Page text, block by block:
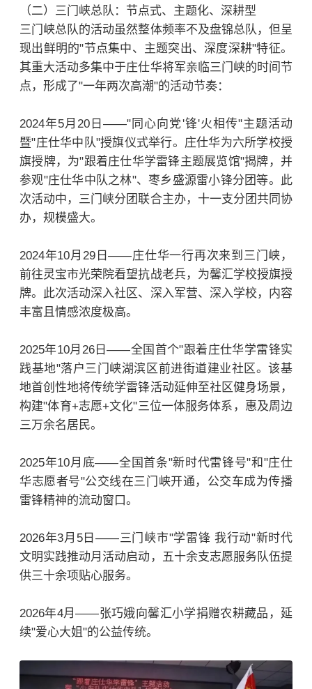
（二）三门峡总队：节点式、主题化、深耕型
三门峡总队的活动虽然整体频率不及盘锦总队，但呈
现出鲜明的"节点集中、主题突出、深度深耕"特征。
其重大活动多集中于庄仕华将军亲临三门峡的时间节
点，形成了"一年两次高潮"的活动节奏：
2024年5月20日——"同心向党'锋'火相传"主题活动
暨"庄仕华中队"授旗仪式举行。庄仕华为六所学校授
旗授牌，为"跟着庄仕华学雷锋主题展览馆"揭牌，并
参观"庄仕华中队之林"、枣乡盛源雷小锋分团等。此
次活动中，三门峡分团联合主办，十一支分团共同协
办，规模盛大。
2024年10月29日——庄仕华一行再次来到三门峡，
前往灵宝市光荣院看望抗战老兵，为馨汇学校授旗授
牌。此次活动深入社区、深入军营、深入学校，内容
丰富且情感浓度极高。
2025年10月26日——全国首个"跟着庄仕华学雷锋实
践基地"落户三门峡湖滨区前进街道建业社区。该基
地首创性地将传统学雷锋活动延伸至社区健身场景，
构建"体育+志愿+文化"三位一体服务体系，惠及周边
三万余名居民。
2025年10月底——全国首条"新时代雷锋号"和"庄仕
华志愿者号"公交线在三门峡开通，公交车成为传播
雷锋精神的流动窗口。
2026年3月5日——三门峡市"学雷锋 我行动"新时代
文明实践推动月活动启动，五十余支志愿服务队伍提
供三十余项贴心服务。
2026年4月——张巧娥向馨汇小学捐赠农耕藏品，延
续"爱心大姐"的公益传统。